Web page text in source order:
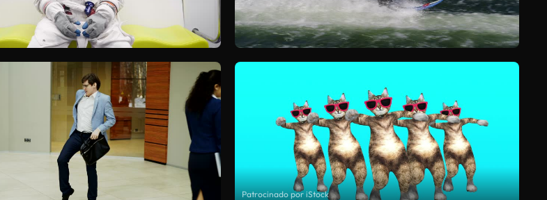
Patrocinado por iStock